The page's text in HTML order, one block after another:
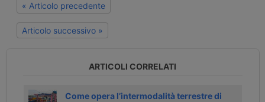
« Articolo precedente
Articolo successivo »
ARTICOLI CORRELATI
Come opera l’intermodalità terrestre di